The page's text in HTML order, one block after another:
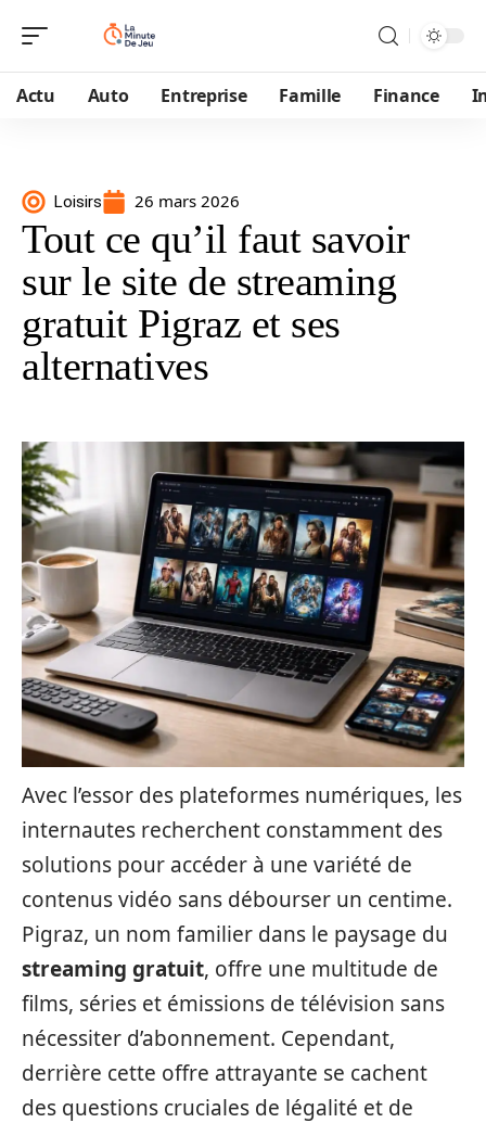
Actu Auto Entreprise Famille Finance
Loisirs 26 mars 2026
Tout ce qu’il faut savoir
sur le site de streaming
gratuit Pigraz et ses
alternatives
Avec l’essor des plateformes numériques, les
internautes recherchent constamment des
solutions pour accéder à une variété de
contenus vidéo sans débourser un centime.
Pigraz, un nom familier dans le paysage du
streaming gratuit, offre une multitude de
films, séries et émissions de télévision sans
nécessiter d’abonnement. Cependant,
derrière cette offre attrayante se cachent
des questions cruciales de légalité et de